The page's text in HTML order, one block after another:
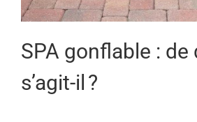
SPA gonflable : de
s’agit-il ?